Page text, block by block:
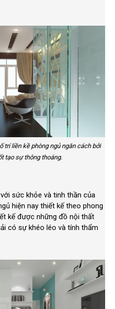
kề phòng ngủ ngăn cách bởi
tạo sự thông thoáng.
sức khỏe và tinh thần của
hiện nay thiết kế theo phong
kế được những đồ nội thất
có sự khéo léo và tính thẩm